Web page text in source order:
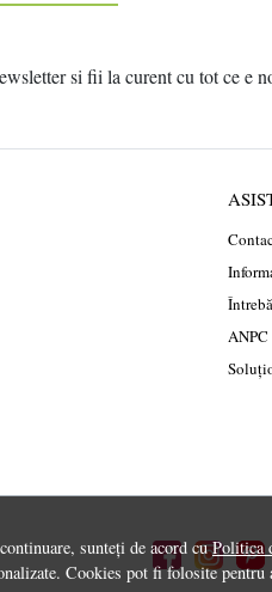
sunteți de acord cuPolitica
Cookies pot fi folosite pentru
si fii la curent cu tot ce e
ANPC